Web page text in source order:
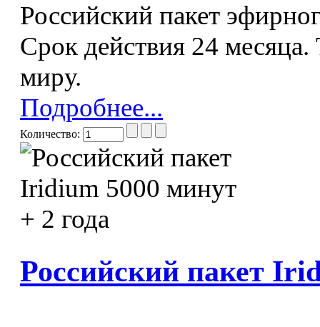
Российский пакет
Срок действия 24
миру.
Подробнее...
Количество:
Российский пакет